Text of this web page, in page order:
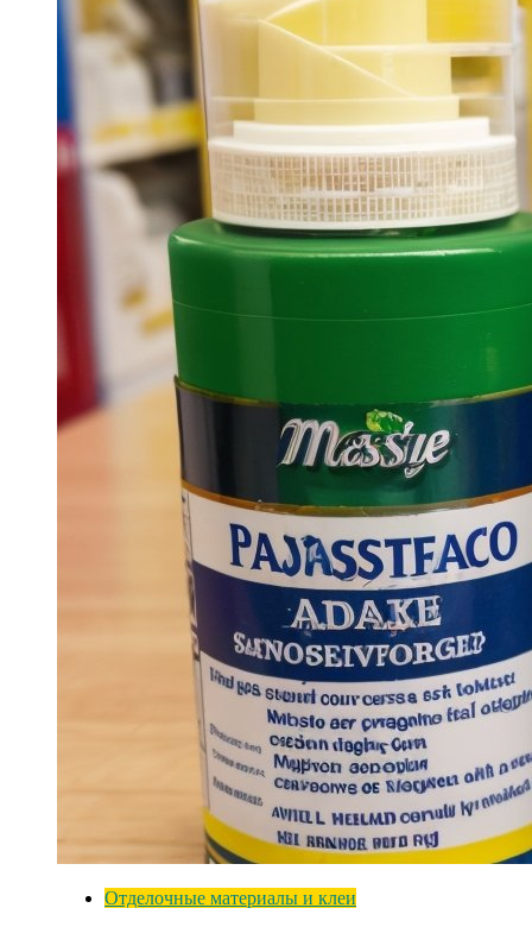
Отделочные материалы и клеи